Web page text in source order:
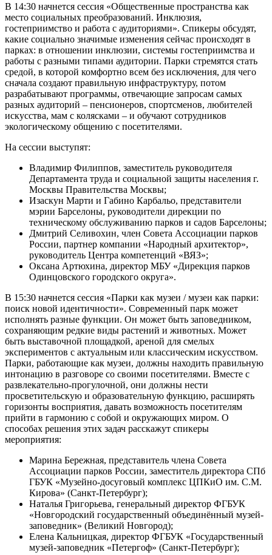
В 14:30 начнется сессия «Общественные пространства как
место социальных преобразований. Инклюзия,
гостеприимство и работа с аудиториями». Спикеры обсудят,
какие социально значимые изменения сейчас происходят в
парках: в отношении инклюзии, системы гостеприимства и
работы с разными типами аудитории. Парки стремятся стать
средой, в которой комфортно всем без исключения, для чего
сначала создают правильную инфраструктуру, потом
разрабатывают программы, отвечающие запросам самых
разных аудиторий – пенсионеров, спортсменов, любителей
искусства, мам с колясками – и обучают сотрудников
экологическому общению с посетителями.
На сессии выступят:
Владимир Филиппов, заместитель руководителя
Департамента труда и социальной защиты населения г.
Москвы Правительства Москвы;
Изаскун Марти и Габино Карбальо, представители
мэрии Барселоны, руководители дирекции по
техническому обслуживанию парков и садов Барселоны;
Дмитрий Селивохин, член Совета Ассоциации парков
России, партнер компании «Народный архитектор»,
руководитель Центра компетенций «ВЯЗ»;
Оксана Артюхина, директор МБУ «Дирекция парков
Одинцовского городского округа».
В 15:30 начнется сессия «Парки как музеи / музеи как парки:
поиск новой идентичности». Современный парк может
исполнять разные функции. Он может быть заповедником,
сохраняющим редкие виды растений и животных. Может
быть выставочной площадкой, ареной для смелых
экспериментов с актуальным или классическим искусством.
Парки, работающие как музеи, должны находить правильную
интонацию в разговоре со своими посетителями. Вместе с
развлекательно-прогулочной, они должны нести
просветительскую и образовательную функцию, расширять
горизонты восприятия, давать возможность посетителям
прийти в гармонию с собой и окружающих миром. О
способах решения этих задач расскажут спикеры
мероприятия:
Марина Бережная, представитель члена Совета
Ассоциации парков России, заместитель директора СПб
ГБУК «Музейно-досуговый комплекс ЦПКиО им. С.М.
Кирова» (Санкт-Петербург);
Наталья Григорьева, генеральный директор ФГБУК
«Новгородский государственный объединённый музей-
заповедник» (Великий Новгород);
Елена Кальницкая, директор ФГБУК «Государственный
музей-заповедник «Петергоф» (Санкт-Петербург);